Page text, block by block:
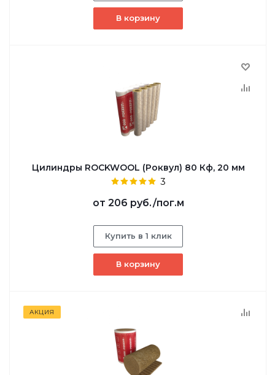
В корзину
Цилиндры ROCKWOOL (Роквул) 80 Кф, 20 мм
3
от 206 руб./пог.м
Купить в 1 клик
В корзину
АКЦИЯ